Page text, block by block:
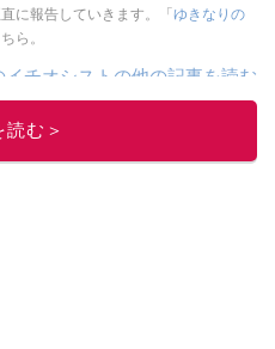
に報告していきます。「ゆきなりの
ら。
イチオシストの他の記事を読む
む＞